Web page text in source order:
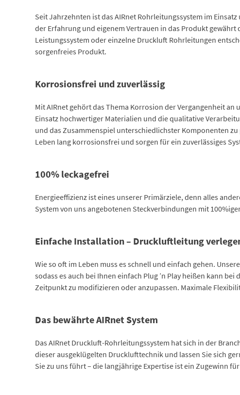
Seit Jahrzehnten ist das AIRnet Rohrleitungssystem im
der Erfahrung und eigenem Vertrauen in das Produkt gewährt
Leistungssystem oder einzelne Druckluft Rohrleitungen
sorgenfreies Produkt.
Korrosionsfrei und zuverlässig
Mit AIRnet gehört das Thema Korrosion der Vergangenheit
Einsatz hochwertiger Materialien und die qualitative
und das Zusammenspiel unterschiedlichster Komponenten
Leben lang korrosionsfrei und sorgen für ein zuverlässiges
100% leckagefrei
Energieeffizienz ist eines unserer Primärziele, denn alles
System von uns angebotenen Steckverbindungen mit
Einfache Installation – Druckluftleitung
Wie so oft im Leben muss es schnell und einfach gehen.
sodass es auch bei Ihnen einfach Plug ’n Play heißen kann
Zeitpunkt zu modifizieren oder anzupassen. Maximale
Das bewährte AIRnet System
Das AIRnet Druckluft-Rohrleitungssystem hat sich in der
dieser ausgeklügelten Drucklufttechnik und lassen Sie sich
Sie zu uns führt – die langjährige Expertise ist ein Zugewinn